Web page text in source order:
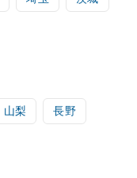
山梨 長野